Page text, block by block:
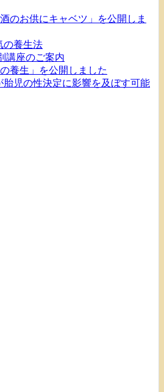
酒のお供にキャベツ」を公開しま
の養生法
講座のご案内
の養生」を公開しました
胎児の性決定に影響を及ぼす可能